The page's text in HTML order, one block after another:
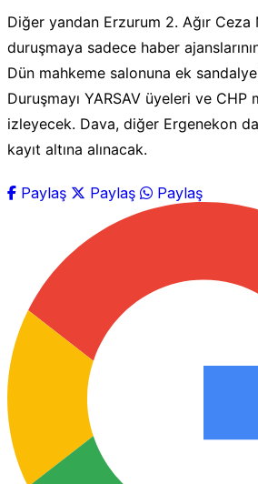
Diğer yandan Erzurum 2. Ağır
duruşmaya sadece haber
Dün mahkeme salonuna ek
Duruşmayı YARSAV üyeleri ve
izleyecek. Dava, diğer Ergenekon
kayıt altına alınacak.
Paylaş Paylaş Paylaş